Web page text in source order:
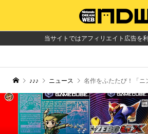
当サイトではアフィリエイト広告を
♪♪♪ ニュース 名作をふたたび！「ニンテンドー ゲームキューブ Nintendo Classics」Nintendo